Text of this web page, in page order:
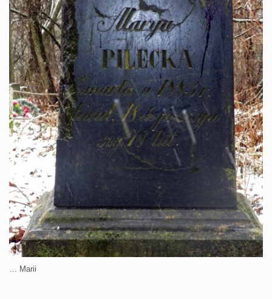
… Marii